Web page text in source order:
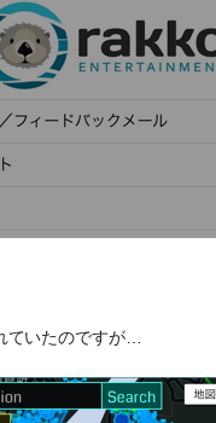
ていたのですが…